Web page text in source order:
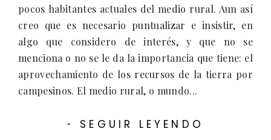
pocos habitantes actuales del medio rural. Aun así
creo que es necesario puntualizar e insistir, en
algo que considero de interés, y que no se
menciona o no se le da la importancia que tiene: el
aprovechamiento de los recursos de la tierra por
campesinos. El medio rural, o mundo...
- SEGUIR LEYENDO